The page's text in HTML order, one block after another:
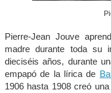
Pierre-Jean Jouve
madre durante toda su
dieciséis años, durante
empapó de la lírica de
1906 hasta 1908 creó